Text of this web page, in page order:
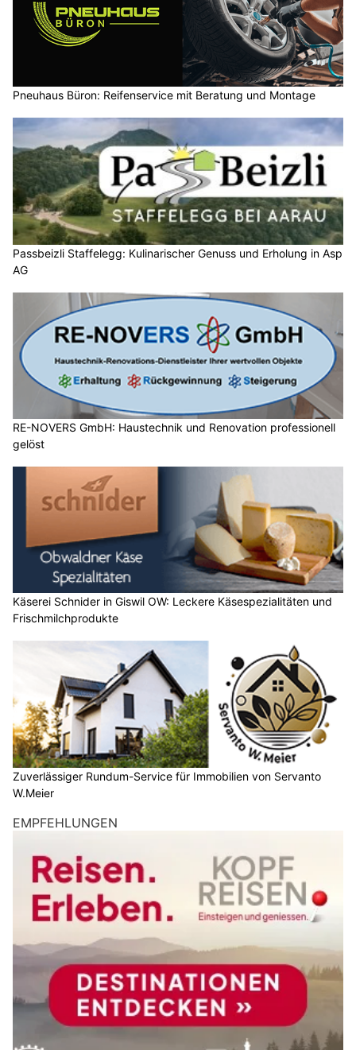
Pneuhaus Büron: Reifenservice mit Beratung und Montage
Passbeizli Staffelegg: Kulinarischer Genuss und Erholung in Asp
AG
RE-NOVERS GmbH: Haustechnik und Renovation professionell
gelöst
Käserei Schnider in Giswil OW: Leckere Käsespezialitäten und
Frischmilchprodukte
Zuverlässiger Rundum-Service für Immobilien von Servanto
W.Meier
EMPFEHLUNGEN